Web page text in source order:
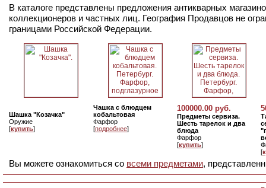
В каталоге представлены предложения антикварных
коллекционеров и частных лиц. География Продавцов не
границами Российской Федерации.
Шашка "Козачка"
Оружие
[купить]
Чашка с блюдцем
кобальтовая
Фарфор
[подробнее]
100000.00 руб.
Предметы сервиза.
Шесть тарелок и два
блюда
Фарфор
[купить]
[
Вы можете ознакомиться со всеми предметами,